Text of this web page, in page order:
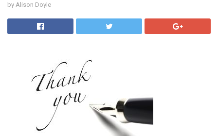
by Alison Doyle